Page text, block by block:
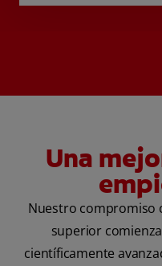
Una
Nuestro compromiso
superior
científicamente